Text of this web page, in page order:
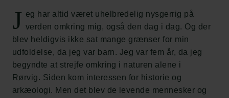
J
eg har altid været uhelbredelig nysgerrig på
verden omkring mig, også den dag i dag. Og der
blev heldigvis ikke sat mange grænser for min
udfoldelse, da jeg var barn. Jeg var fem år, da jeg
begyndte at strejfe omkring i naturen alene i
Rørvig. Siden kom interessen for historie og
arkæologi. Men det blev de levende mennesker og